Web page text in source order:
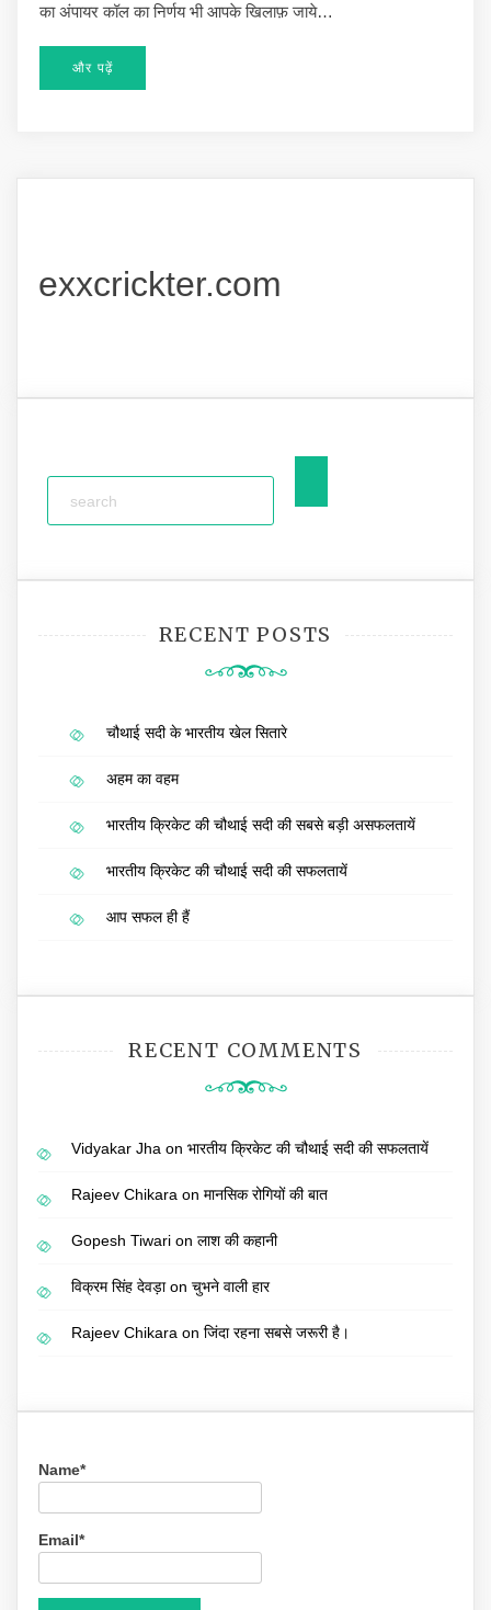
का अंपायर कॉल का निर्णय भी आपके खिलाफ़ जाये…
और पढ़ें
exxcrickter.com
RECENT POSTS
चौथाई सदी के भारतीय खेल सितारे
अहम का वहम
भारतीय क्रिकेट की चौथाई सदी की सबसे बड़ी असफलतायें
भारतीय क्रिकेट की चौथाई सदी की सफलतायें
आप सफल ही हैं
RECENT COMMENTS
Vidyakar Jha on भारतीय क्रिकेट की चौथाई सदी की सफलतायें
Rajeev Chikara on मानसिक रोगियों की बात
Gopesh Tiwari on लाश की कहानी
विक्रम सिंह देवड़ाon चुभने वाली हार
Rajeev Chikara on जिंदा रहना सबसे जरूरी है।
Name*
Email*